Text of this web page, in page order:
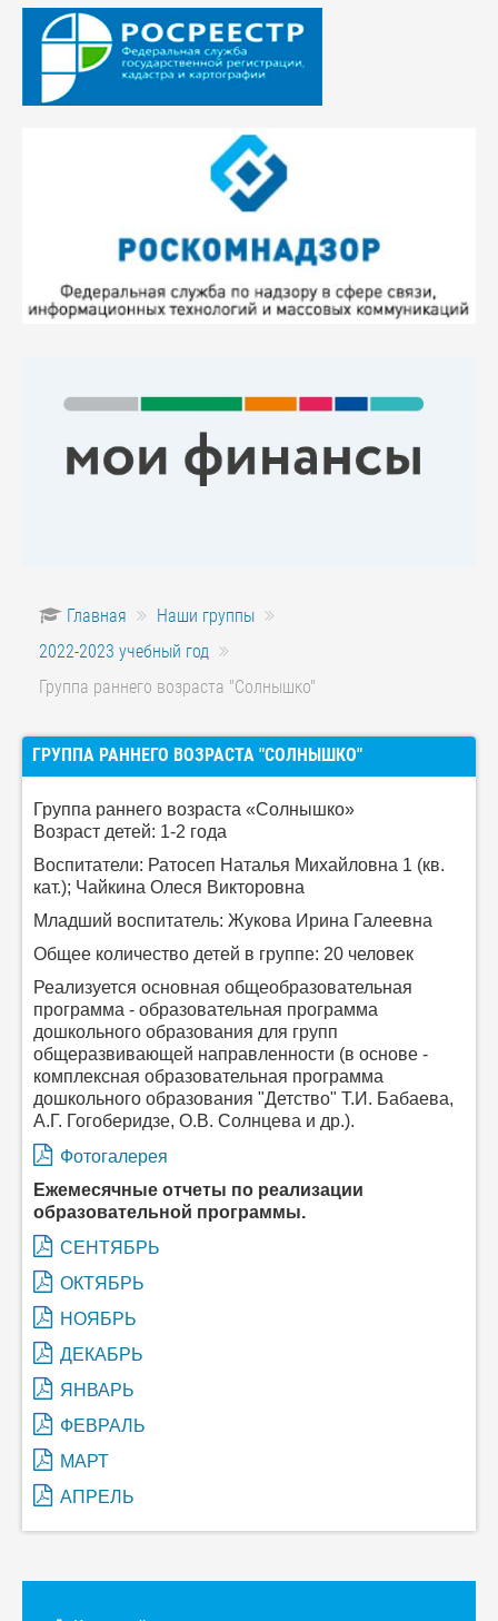
Главная
Наши группы
2022-2023 учебный год
Группа раннего возраста "Солнышко"
ГРУППА РАННЕГО ВОЗРАСТА "СОЛНЫШКО"
Группа раннего возраста «Солнышко»
Возраст детей: 1-2 года
Воспитатели: Ратосеп Наталья Михайловна 1 (кв.
кат.); Чайкина Олеся Викторовна
Младший воспитатель: Жукова Ирина Галеевна
Общее количество детей в группе: 20 человек
Реализуется основная общеобразовательная
программа - образовательная программа
дошкольного образования для групп
общеразвивающей направленности (в основе -
комплексная образовательная программа
дошкольного образования "Детство" Т.И. Бабаева,
А.Г. Гогоберидзе, О.В. Солнцева и др.).
Фотогалерея
Ежемесячные отчеты по реализации
образовательной программы.
СЕНТЯБРЬ
ОКТЯБРЬ
НОЯБРЬ
ДЕКАБРЬ
ЯНВАРЬ
ФЕВРАЛЬ
МАРТ
АПРЕЛЬ